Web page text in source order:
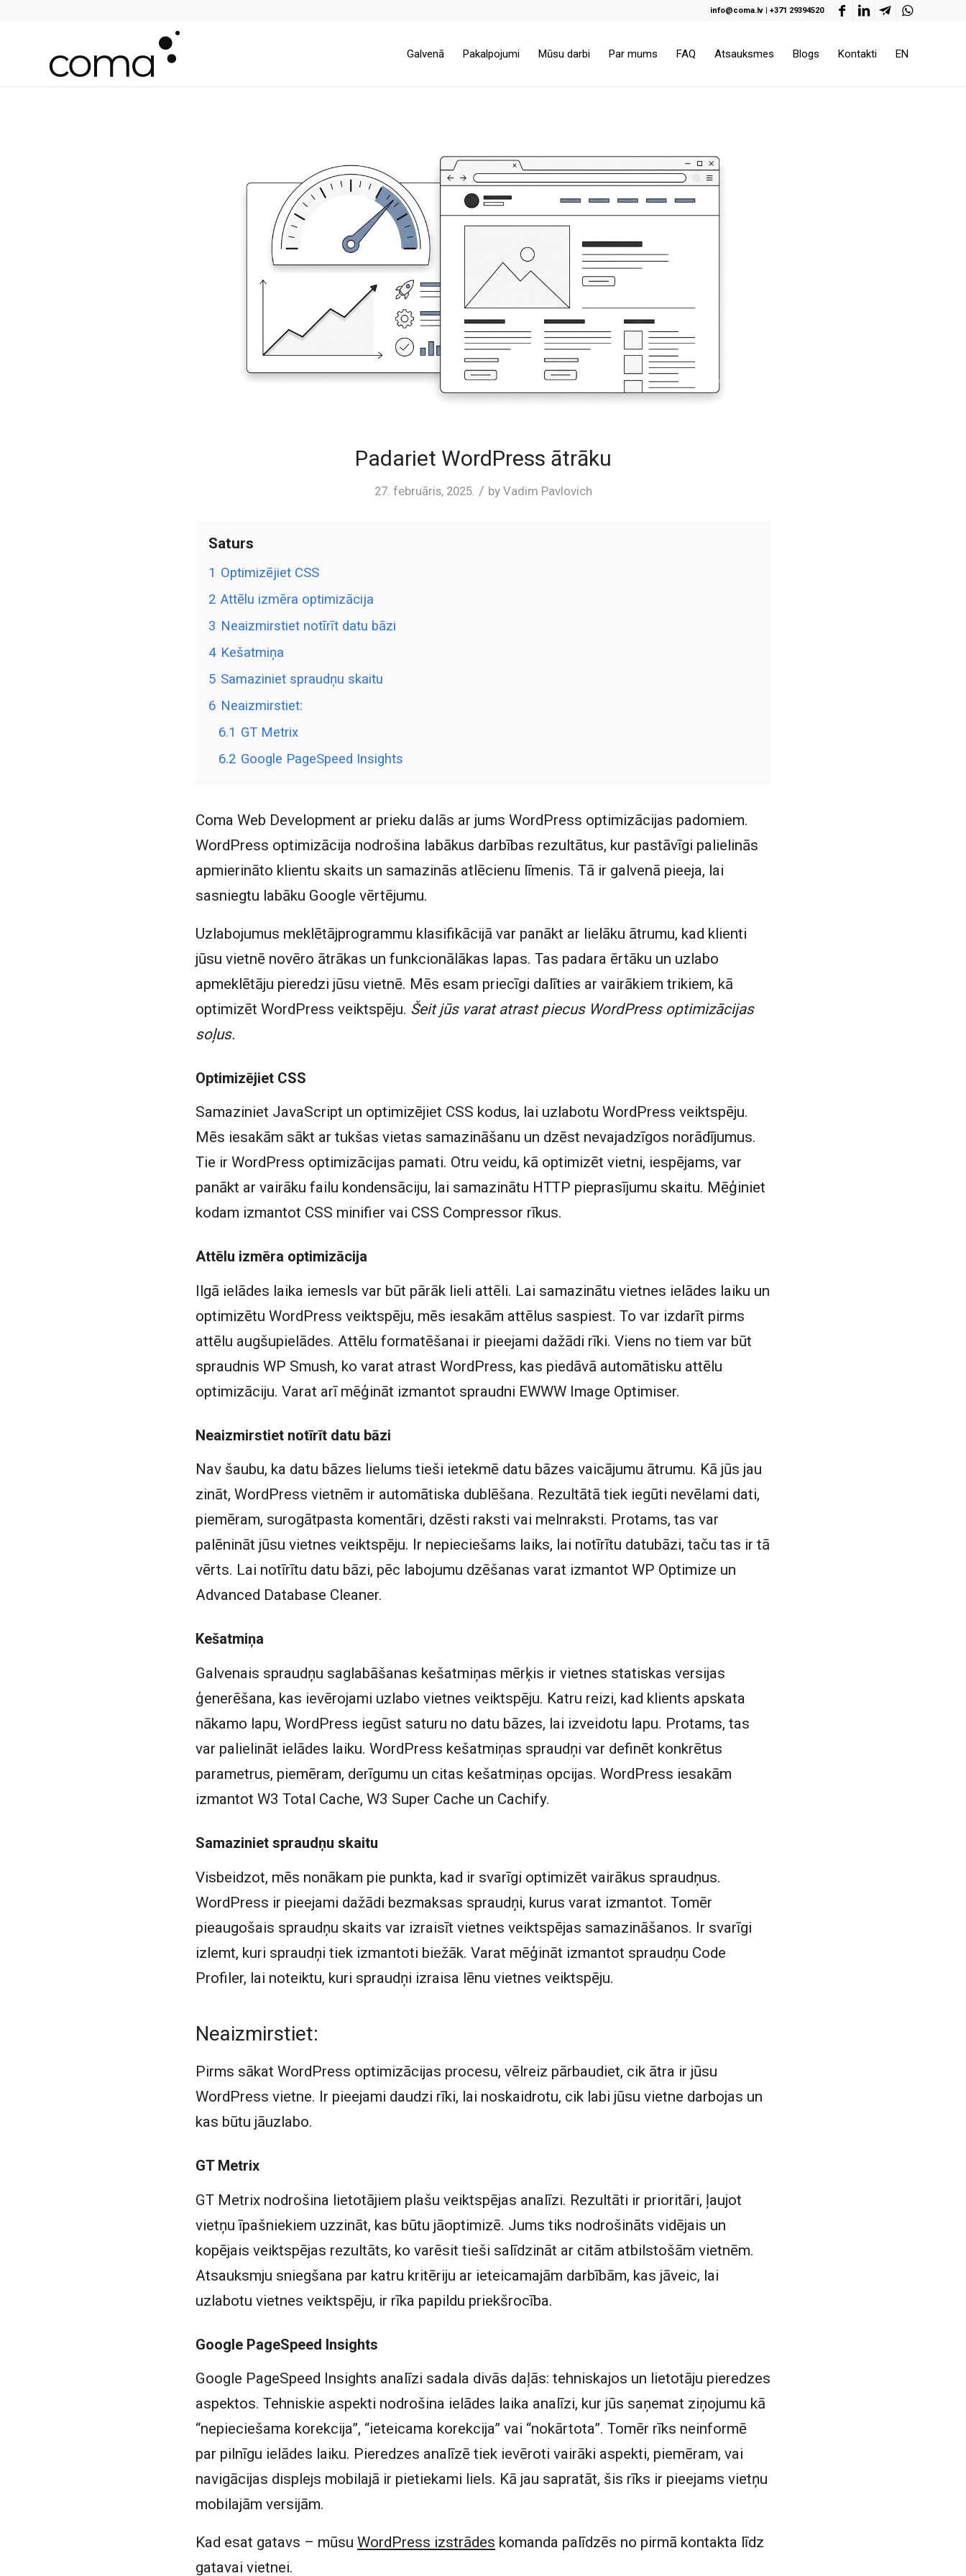
info@coma.lv | +371 29394520
Galvenā Pakalpojumi Mūsu darbi Par mums FAQ Atsauksmes Blogs Kontakti EN
Padariet WordPress ātrāku
27. februāris, 2025. / by Vadim Pavlovich
Saturs
1 Optimizējiet CSS
2 Attēlu izmēra optimizācija
3 Neaizmirstiet notīrīt datu bāzi
4 Kešatmiņa
5 Samaziniet spraudņu skaitu
6 Neaizmirstiet:
6.1 GT Metrix
6.2 Google PageSpeed Insights
Coma Web Development ar prieku dalās ar jums WordPress optimizācijas padomiem.
WordPress optimizācija nodrošina labākus darbības rezultātus, kur pastāvīgi palielinās
apmierināto klientu skaits un samazinās atlēcienu līmenis. Tā ir galvenā pieeja, lai
sasniegtu labāku Google vērtējumu.
Uzlabojumus meklētājprogrammu klasifikācijā var panākt ar lielāku ātrumu, kad klienti
jūsu vietnē novēro ātrākas un funkcionālākas lapas. Tas padara ērtāku un uzlabo
apmeklētāju pieredzi jūsu vietnē. Mēs esam priecīgi dalīties ar vairākiem trikiem, kā
optimizēt WordPress veiktspēju. Šeit jūs varat atrast piecus WordPress optimizācijas
soļus.
Optimizējiet CSS
Samaziniet JavaScript un optimizējiet CSS kodus, lai uzlabotu WordPress veiktspēju.
Mēs iesakām sākt ar tukšas vietas samazināšanu un dzēst nevajadzīgos norādījumus.
Tie ir WordPress optimizācijas pamati. Otru veidu, kā optimizēt vietni, iespējams, var
panākt ar vairāku failu kondensāciju, lai samazinātu HTTP pieprasījumu skaitu. Mēģiniet
kodam izmantot CSS minifier vai CSS Compressor rīkus.
Attēlu izmēra optimizācija
Ilgā ielādes laika iemesls var būt pārāk lieli attēli. Lai samazinātu vietnes ielādes laiku un
optimizētu WordPress veiktspēju, mēs iesakām attēlus saspiest. To var izdarīt pirms
attēlu augšupielādes. Attēlu formatēšanai ir pieejami dažādi rīki. Viens no tiem var būt
spraudnis WP Smush, ko varat atrast WordPress, kas piedāvā automātisku attēlu
optimizāciju. Varat arī mēģināt izmantot spraudni EWWW Image Optimiser.
Neaizmirstiet notīrīt datu bāzi
Nav šaubu, ka datu bāzes lielums tieši ietekmē datu bāzes vaicājumu ātrumu. Kā jūs jau
zināt, WordPress vietnēm ir automātiska dublēšana. Rezultātā tiek iegūti nevēlami dati,
piemēram, surogātpasta komentāri, dzēsti raksti vai melnraksti. Protams, tas var
palēnināt jūsu vietnes veiktspēju. Ir nepieciešams laiks, lai notīrītu datubāzi, taču tas ir tā
vērts. Lai notīrītu datu bāzi, pēc labojumu dzēšanas varat izmantot WP Optimize un
Advanced Database Cleaner.
Kešatmiņa
Galvenais spraudņu saglabāšanas kešatmiņas mērķis ir vietnes statiskas versijas
ģenerēšana, kas ievērojami uzlabo vietnes veiktspēju. Katru reizi, kad klients apskata
nākamo lapu, WordPress iegūst saturu no datu bāzes, lai izveidotu lapu. Protams, tas
var palielināt ielādes laiku. WordPress kešatmiņas spraudņi var definēt konkrētus
parametrus, piemēram, derīgumu un citas kešatmiņas opcijas. WordPress iesakām
izmantot W3 Total Cache, W3 Super Cache un Cachify.
Samaziniet spraudņu skaitu
Visbeidzot, mēs nonākam pie punkta, kad ir svarīgi optimizēt vairākus spraudņus.
WordPress ir pieejami dažādi bezmaksas spraudņi, kurus varat izmantot. Tomēr
pieaugošais spraudņu skaits var izraisīt vietnes veiktspējas samazināšanos. Ir svarīgi
izlemt, kuri spraudņi tiek izmantoti biežāk. Varat mēģināt izmantot spraudņu Code
Profiler, lai noteiktu, kuri spraudņi izraisa lēnu vietnes veiktspēju.
Neaizmirstiet:
Pirms sākat WordPress optimizācijas procesu, vēlreiz pārbaudiet, cik ātra ir jūsu
WordPress vietne. Ir pieejami daudzi rīki, lai noskaidrotu, cik labi jūsu vietne darbojas un
kas būtu jāuzlabo.
GT Metrix
GT Metrix nodrošina lietotājiem plašu veiktspējas analīzi. Rezultāti ir prioritāri, ļaujot
vietņu īpašniekiem uzzināt, kas būtu jāoptimizē. Jums tiks nodrošināts vidējais un
kopējais veiktspējas rezultāts, ko varēsit tieši salīdzināt ar citām atbilstošām vietnēm.
Atsauksmju sniegšana par katru kritēriju ar ieteicamajām darbībām, kas jāveic, lai
uzlabotu vietnes veiktspēju, ir rīka papildu priekšrocība.
Google PageSpeed Insights
Google PageSpeed ​​Insights analīzi sadala divās daļās: tehniskajos un lietotāju pieredzes
aspektos. Tehniskie aspekti nodrošina ielādes laika analīzi, kur jūs saņemat ziņojumu kā
“nepieciešama korekcija”, “ieteicama korekcija” vai “nokārtota”. Tomēr rīks neinformē
par pilnīgu ielādes laiku. Pieredzes analīzē tiek ievēroti vairāki aspekti, piemēram, vai
navigācijas displejs mobilajā ir pietiekami liels. Kā jau sapratāt, šis rīks ir pieejams vietņu
mobilajām versijām.
Kad esat gatavs – mūsu WordPress izstrādes komanda palīdzēs no pirmā kontakta līdz
gatavai vietnei.